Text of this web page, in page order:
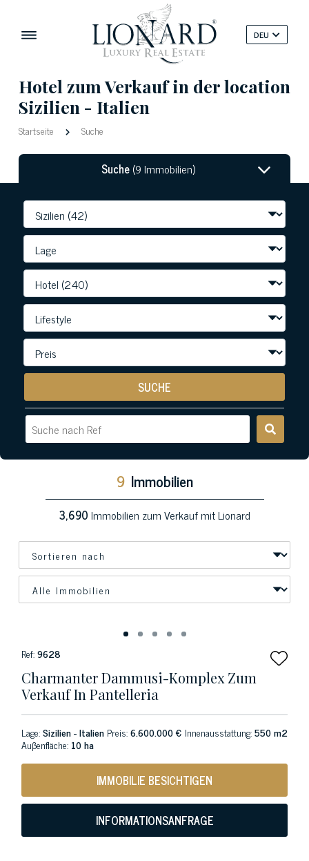
DEU
Hotel zum Verkauf in der location
Sizilien - Italien
Startseite Suche
Suche(9 Immobilien)
SUCHE
9 Immobilien
3,690Immobilien zum Verkauf mit Lionard
Ref:9628
Charmanter Dammusi-Komplex Zum
Verkauf In Pantelleria
Lage:Sizilien - Italien Preis:6.600.000 € Innenausstattung:550 m2
Auβenfläche: 10 ha
IMMOBILIE BESICHTIGEN
INFORMATIONSANFRAGE